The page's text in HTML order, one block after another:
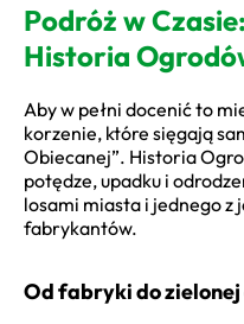
Podróż w
Historia
Aby w pełni docenić to
korzenie, które sięgają
Obiecanej”. Historia
potędze, upadku i
losami miasta i jednego z
fabrykantów.
Od fabryki do